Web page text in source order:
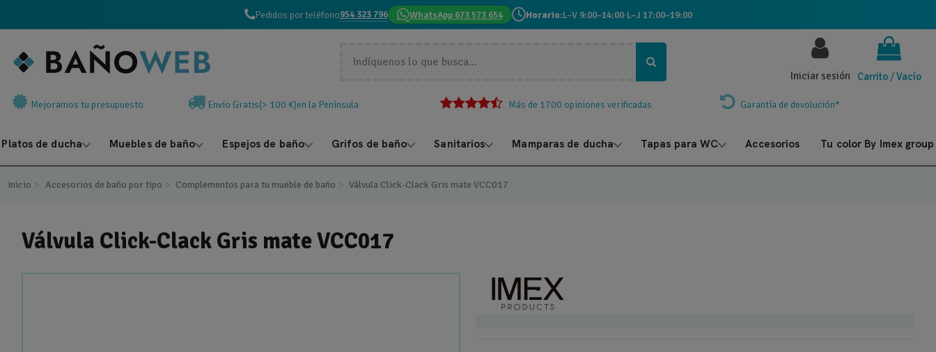
Pedidos por teléfono954 323 796 WhatsApp 673 573 654 Horario:L–V 9:00–14:00·L–J 17:00–19:00
Carrito /Vacío
Iniciar sesión
Mejoramos tu presupuesto Envío Gratis(> 100 €)en la Península Más de 1700 opiniones verificadas Garantía de devolución*
Platos de ducha Muebles de baño Espejos de baño Grifos de baño Sanitarios Mamparas de ducha Tapas para WC Accesorios Tu color By Imex group
Inicio Accesorios de baño por tipo Complementos para tu mueble de baño Válvula Click-Clack Gris mate VCC017
Válvula Click-Clack Gris mate VCC017